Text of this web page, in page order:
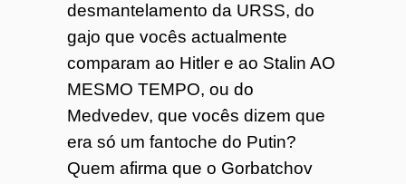
desmantelamento da URSS, do
gajo que vocês actualmente
comparam ao Hitler e ao Stalin AO
MESMO TEMPO, ou do
Medvedev, que vocês dizem que
era só um fantoche do Putin?
Quem afirma que o Gorbatchov